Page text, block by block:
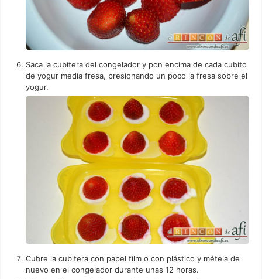
Saca la cubitera del congelador y pon encima de cada cubito
de yogur media fresa, presionando un poco la fresa sobre el
yogur.
Cubre la cubitera con papel film o con plástico y métela de
nuevo en el congelador durante unas 12 horas.